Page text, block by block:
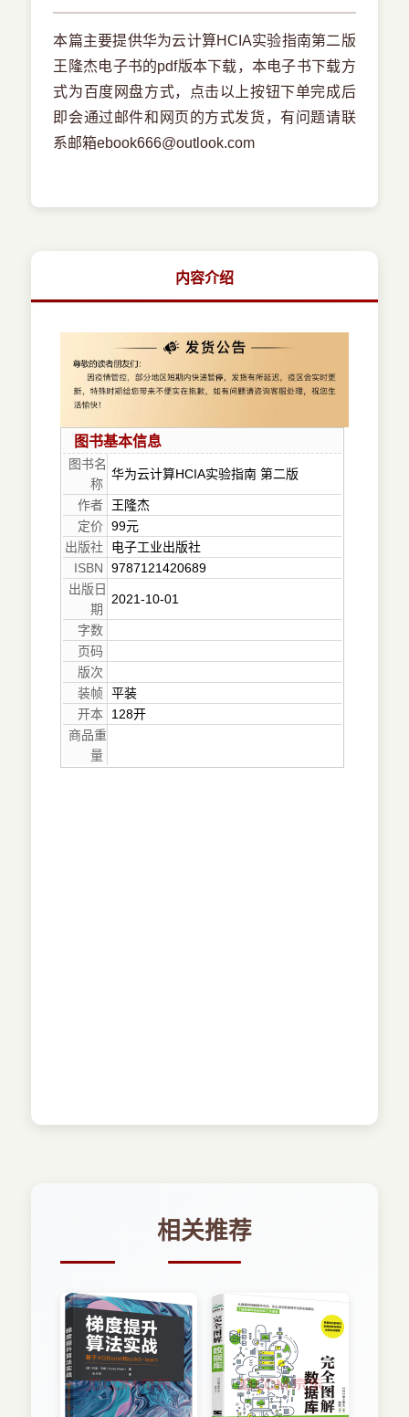
本篇主要提供华为云计算HCIA实验指南第二版
王隆杰电子书的pdf版本下载，本电子书下载方
式为百度网盘方式，点击以上按钮下单完成后
即会通过邮件和网页的方式发货，有问题请联
系邮箱ebook666@outlook.com
内容介绍
图书基本信息
图书名
称
华为云计算HCIA实验指南 第二版
作者
王隆杰
定价 99元
出版社
电子工业出版社
ISBN
9787121420689
出版日
期
2021-10-01
字数
页码
版次
装帧 平装
开本
128开
商品重
量
相关推荐